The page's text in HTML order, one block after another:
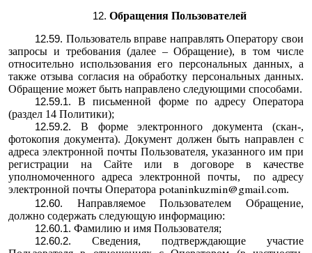
Обращения Пользователей
Пользователь вправе направлять Оператору свои
запросы и требования (далее – Обращение), в том числе
относительно использования его персональных данных, а
также отзыва согласия на обработку персональных данных.
Обращение может быть направлено следующими способами.
В письменной форме по адресу Оператора
(раздел 14 Политики);
В форме электронного документа (скан-,
фотокопия документа). Документ должен быть направлен с
адреса электронной почты Пользователя, указанного им при
регистрации на Сайте или в договоре в качестве
уполномоченного адреса электронной почты, по адресу
электронной почты Оператора potaninkuzmin@gmail.com.
Направляемое Пользователем Обращение,
должно содержать следующую информацию:
Фамилию и имя Пользователя;
Сведения, подтверждающие участие